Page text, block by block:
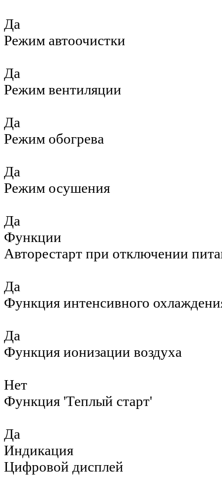
Да
Режим автоочистки
Да
Режим вентиляции
Да
Режим обогрева
Да
Режим осушения
Да
Функции
Авторестарт при отключении
Да
Функция интенсивного
Да
Функция ионизации воздуха
Нет
Функция 'Теплый старт'
Да
Индикация
Цифровой дисплей